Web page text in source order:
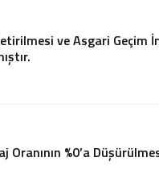
ve Asgari Geçim
%0’a